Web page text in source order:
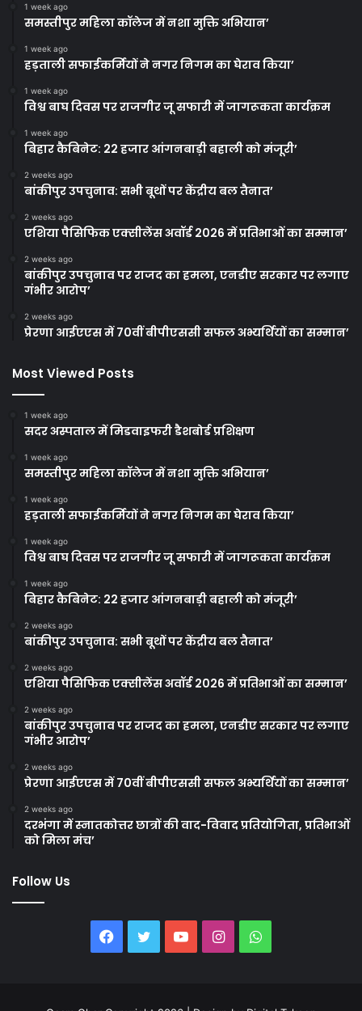
1 week ago
समस्तीपुर महिला कॉलेज में नशा मुक्ति अभियान’
1 week ago
हड़ताली सफाईकर्मियों ने नगर निगम का घेराव किया’
1 week ago
विश्व बाघ दिवस पर राजगीर जू सफारी में जागरूकता कार्यक्रम
1 week ago
बिहार कैबिनेट: 22 हजार आंगनबाड़ी बहाली को मंजूरी’
2 weeks ago
बांकीपुर उपचुनाव: सभी बूथों पर केंद्रीय बल तैनात’
2 weeks ago
एशिया पैसिफिक एक्सीलेंस अवॉर्ड 2026 में प्रतिभाओं का सम्मान’
2 weeks ago
बांकीपुर उपचुनाव पर राजद का हमला, एनडीए सरकार पर लगाए
गंभीर आरोप’
2 weeks ago
प्रेरणा आईएएस में 70वीं बीपीएससी सफल अभ्यर्थियों का सम्मान’
Most Viewed Posts
1 week ago
सदर अस्पताल में मिडवाइफरी डैशबोर्ड प्रशिक्षण
1 week ago
समस्तीपुर महिला कॉलेज में नशा मुक्ति अभियान’
1 week ago
हड़ताली सफाईकर्मियों ने नगर निगम का घेराव किया’
1 week ago
विश्व बाघ दिवस पर राजगीर जू सफारी में जागरूकता कार्यक्रम
1 week ago
बिहार कैबिनेट: 22 हजार आंगनबाड़ी बहाली को मंजूरी’
2 weeks ago
बांकीपुर उपचुनाव: सभी बूथों पर केंद्रीय बल तैनात’
2 weeks ago
एशिया पैसिफिक एक्सीलेंस अवॉर्ड 2026 में प्रतिभाओं का सम्मान’
2 weeks ago
बांकीपुर उपचुनाव पर राजद का हमला, एनडीए सरकार पर लगाए
गंभीर आरोप’
2 weeks ago
प्रेरणा आईएएस में 70वीं बीपीएससी सफल अभ्यर्थियों का सम्मान’
2 weeks ago
दरभंगा में स्नातकोत्तर छात्रों की वाद-विवाद प्रतियोगिता, प्रतिभाओं
को मिला मंच’
Follow Us
Facebook
TwitterYouTubeInstagramWhatsApp